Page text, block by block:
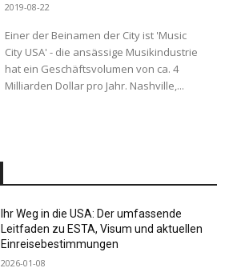
2019-08-22
Einer der Beinamen der City ist 'Music
City USA' - die ansässige Musikindustrie
hat ein Geschäftsvolumen von ca. 4
Milliarden Dollar pro Jahr. Nashville,...
Ihr Weg in die USA: Der umfassende
Leitfaden zu ESTA, Visum und aktuellen
Einreisebestimmungen
2026-01-08